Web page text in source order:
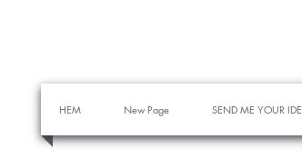
HEM New Page SEND ME YOUR